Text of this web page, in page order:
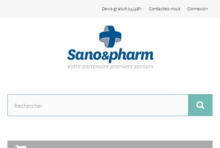
Connexion
Contactez-nous
Devis gratuit 24/48h